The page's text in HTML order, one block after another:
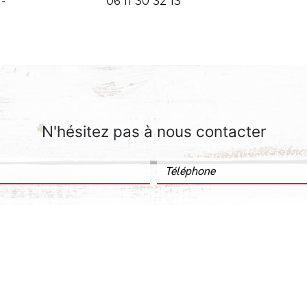
N'hésitez pas à nous contacter